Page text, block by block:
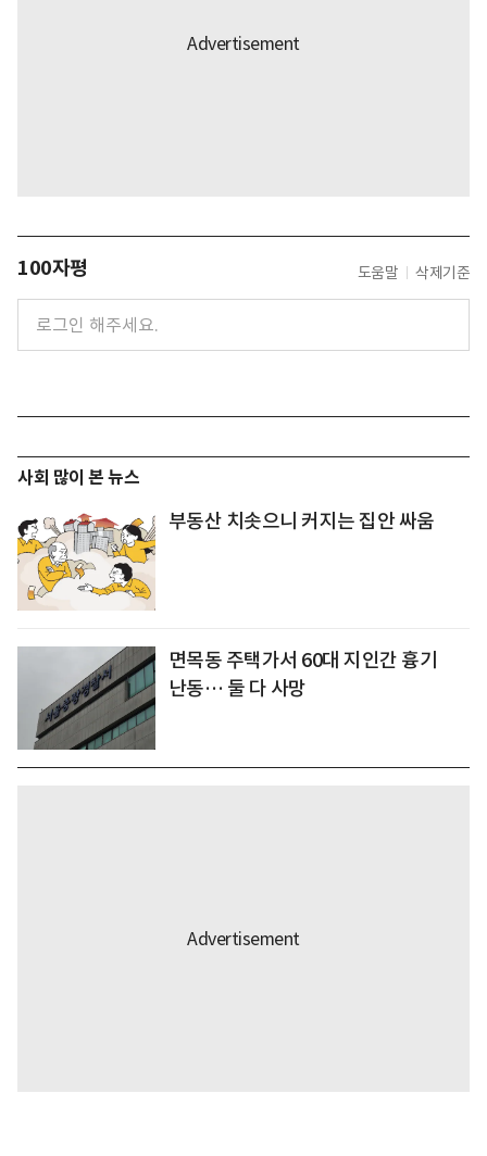
100자평 도움말 삭제기준
사회 많이 본 뉴스
부동산 치솟으니 커지는 집안 싸움
면목동 주택가서 60대 지인간 흉기
난동… 둘 다 사망